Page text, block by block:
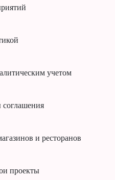
учетом
соглашения
и ресторанов
проекты